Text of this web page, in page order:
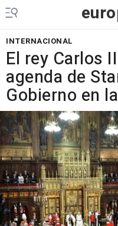
INTERNACIONAL
El rey Carlos
agenda de
Gobierno en